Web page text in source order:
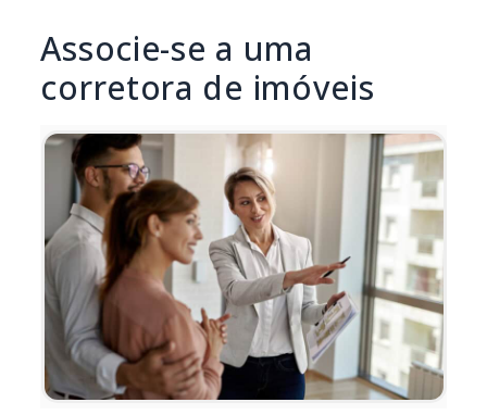
Associe-se a uma
corretora de imóveis